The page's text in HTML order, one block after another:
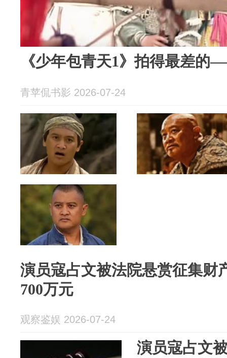
《少年包青天1》拍得最差
青苹侃书影 2026-07-24
演员寇占文被法院悬赏征集财
700万元
观察鉴娱 2026-07-24
演员寇占文